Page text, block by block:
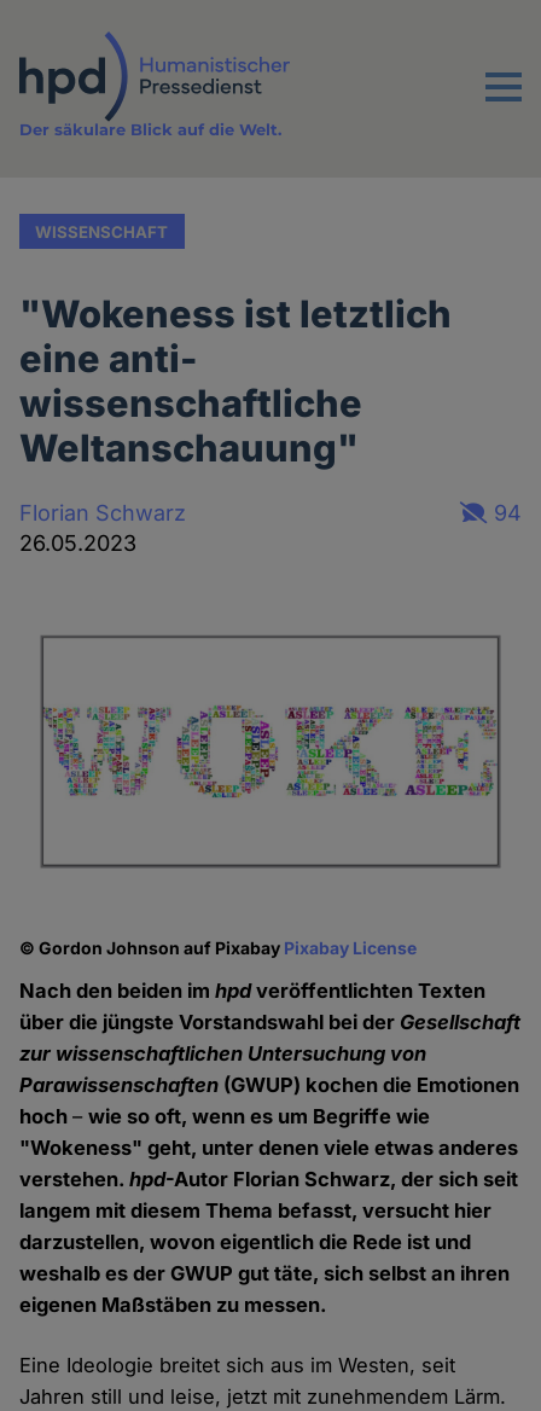
Inhalt
Menu
Der säkulare Blick auf die Welt.
WISSENSCHAFT
"Wokeness ist letztlich
eine anti-
wissenschaftliche
Weltanschauung"
Florian Schwarz
26.05.2023
94
© Gordon Johnson auf Pixabay Pixabay License
Nach den beiden imhpdveröffentlichten Texten
über die jüngste Vorstandswahl bei der Gesellschaft
zur wissenschaftlichen Untersuchung von
Parawissenschaften (GWUP) kochen die Emotionen
hoch–wie so oft, wenn es um Begriffe wie
"Wokeness" geht, unter denen viele etwas anderes
verstehen.hpd-Autor Florian Schwarz, der sich seit
langem mit diesem Thema befasst, versucht hier
darzustellen, wovon eigentlich die Rede ist und
weshalb es der GWUP gut täte, sich selbst an ihren
eigenen Maßstäben zu messen.
Eine Ideologie breitet sich aus im Westen, seit
Jahren still und leise, jetzt mit zunehmendem Lärm.